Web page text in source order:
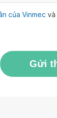
của Vinmec và
Gửi